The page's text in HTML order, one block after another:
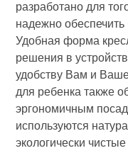
разработано для
надежно
Удобная форма
решения в
удобству Вам и
для ребенка также
эргономичным
используются
экологически